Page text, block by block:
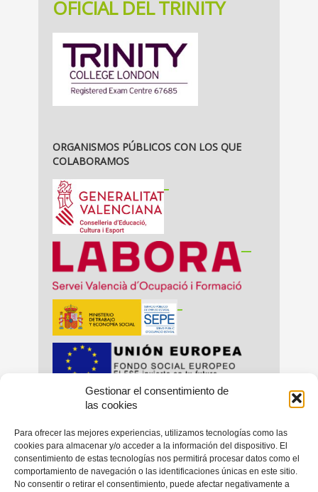
Gestionar el consentimiento de
las cookies
Para ofrecer las mejores experiencias, utilizamos tecnologías como las
cookies para almacenar y/o acceder a la información del dispositivo. El
consentimiento de estas tecnologías nos permitirá procesar datos como el
comportamiento de navegación o las identificaciones únicas en este sitio.
No consentir o retirar el consentimiento, puede afectar negativamente a
OFICIAL DEL TRINITY
ORGANISMOS PÚBLICOS CON LOS QUE
COLABORAMOS
_ _
_